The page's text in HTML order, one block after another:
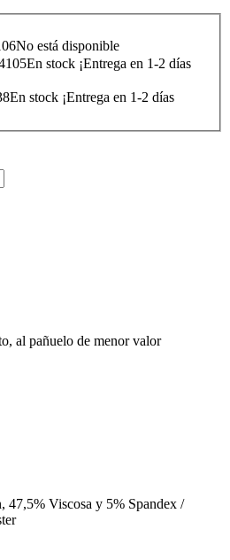
No está disponible
En stock ¡Entrega en 1-2 días
En stock ¡Entrega en 1-2 días
al pañuelo de menor valor
47,5% Viscosa y 5% Spandex /